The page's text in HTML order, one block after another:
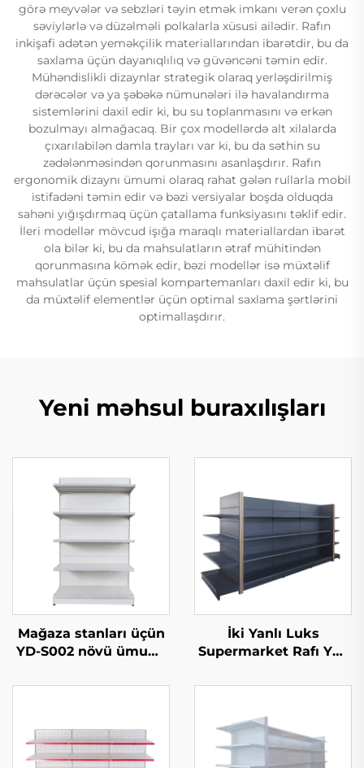
görə meyvələr və sebzləri təyin etmək imkanı verən çoxlu
səviylərlə və düzəlməli polkalarla xüsusi ailədir. Rafın
inkişafi adətən yeməkçilik materiallarından ibarətdir, bu da
saxlama üçün dayanıqlılıq və güvəncəni təmin edir.
Mühəndislikli dizaynlar strategik olaraq yerləşdirilmiş
dərəcələr və ya şəbəkə nümunələri ilə havalandırma
sistemlərini daxil edir ki, bu su toplanmasını və erkən
bozulmayı almağacaq. Bir çox modellərdə alt xilalarda
çıxarılabilən damla trayları var ki, bu da səthin su
zədələnməsindən qorunmasını asanlaşdırır. Rafın
ergonomik dizaynı ümumi olaraq rahat gələn rullarla mobil
istifadəni təmin edir və bəzi versiyalar boşda olduqda
sahəni yığışdırmaq üçün çatallama funksiyasını təklif edir.
İleri modellər mövcud işığa maraqlı materiallardan ibarət
ola bilər ki, bu da mahsulatların ətraf mühitindən
qorunmasına kömək edir, bəzi modellər isə müxtəlif
mahsulatlar üçün spesial kompartemanları daxil edir ki, bu
da müxtəlif elementlər üçün optimal saxlama şərtlərini
optimallaşdırır.
Yeni məhsul buraxılışları
Mağaza stanları üçün
YD-S002 növü ümumi
İki Yanlı Luks
Supermarket Rafı YD-